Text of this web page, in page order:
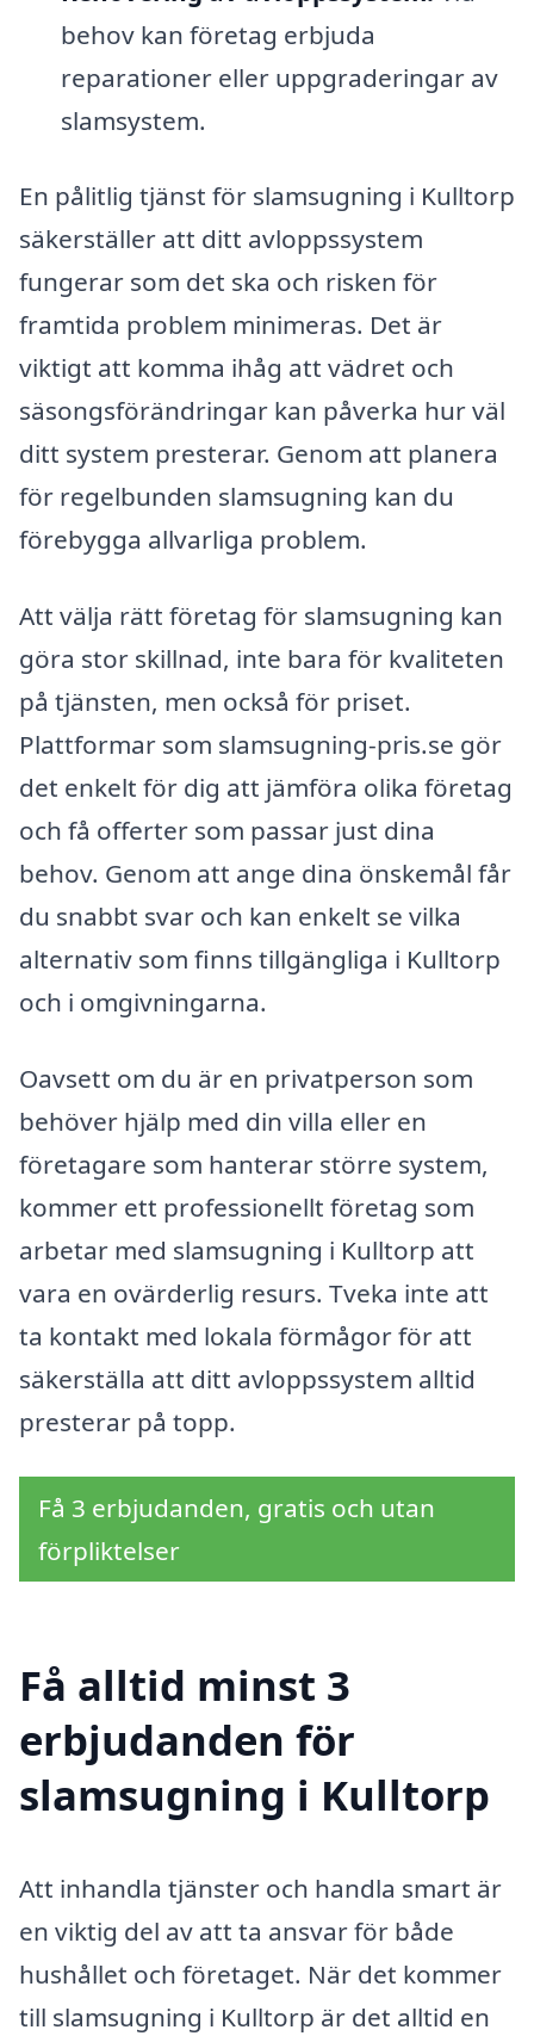
behov kan företag erbjuda
reparationer eller uppgraderingar av
slamsystem.
En pålitlig tjänst för slamsugning i Kulltorp
säkerställer att ditt avloppssystem
fungerar som det ska och risken för
framtida problem minimeras. Det är
viktigt att komma ihåg att vädret och
säsongsförändringar kan påverka hur väl
ditt system presterar. Genom att planera
för regelbunden slamsugning kan du
förebygga allvarliga problem.
Att välja rätt företag för slamsugning kan
göra stor skillnad, inte bara för kvaliteten
på tjänsten, men också för priset.
Plattformar som slamsugning-pris.se gör
det enkelt för dig att jämföra olika företag
och få offerter som passar just dina
behov. Genom att ange dina önskemål får
du snabbt svar och kan enkelt se vilka
alternativ som finns tillgängliga i Kulltorp
och i omgivningarna.
Oavsett om du är en privatperson som
behöver hjälp med din villa eller en
företagare som hanterar större system,
kommer ett professionellt företag som
arbetar med slamsugning i Kulltorp att
vara en ovärderlig resurs. Tveka inte att
ta kontakt med lokala förmågor för att
säkerställa att ditt avloppssystem alltid
presterar på topp.
Få 3 erbjudanden, gratis och utan
förpliktelser
Få alltid minst 3
erbjudanden för
slamsugning i Kulltorp
Att inhandla tjänster och handla smart är
en viktig del av att ta ansvar för både
hushållet och företaget. När det kommer
till slamsugning i Kulltorp är det alltid en